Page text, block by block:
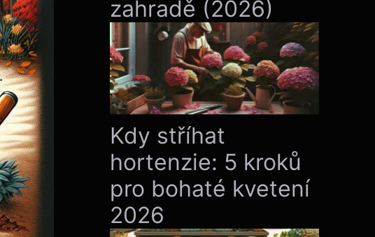
zahradě (2026)
Kdy stříhat
hortenzie: 5 kroků
pro bohaté kvetení
2026